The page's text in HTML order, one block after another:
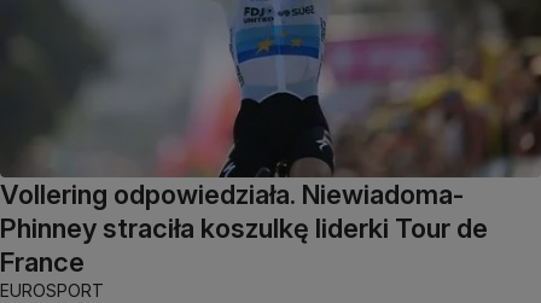
Vollering odpowiedziała. Niewiadoma-
Phinney straciła koszulkę liderki Tour de
France
EUROSPORT